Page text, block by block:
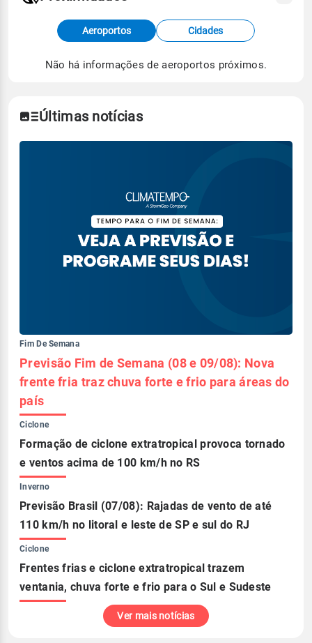
Fonte: dados combinados de estações
meteorológicas e satélite do Centro de Previsão
de Tempo e Estudos Climáticos (CPTEC).
Aeroportos Cidades
Não há informações de aeroportos próximos.
Últimas notícias
Fim De Semana
Previsão Fim de Semana (08 e 09/08): Nova
frente fria traz chuva forte e frio para áreas do
país
Ciclone
Formação de ciclone extratropical provoca tornado
e ventos acima de 100 km/h no RS
Inverno
Previsão Brasil (07/08): Rajadas de vento de até
110 km/h no litoral e leste de SP e sul do RJ
Ciclone
Frentes frias e ciclone extratropical trazem
ventania, chuva forte e frio para o Sul e Sudeste
Ver mais notícias